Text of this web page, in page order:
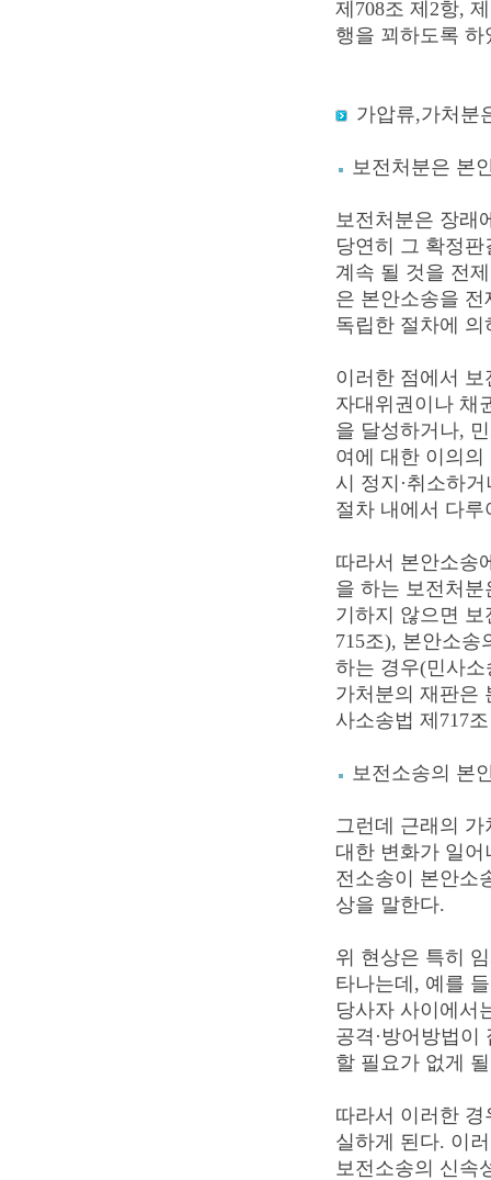
제708조 제2항,
행을 꾀하도록 하
가압류,가처분
보전처분은 본
보전처분은 장래
당연히 그 확정
계속 될 것을 전
은 본안소송을
독립한 절차에
이러한 점에서
자대위권이나 채
을 달성하거나,
여에 대한 이의
시 정지·취소하
절차 내에서 다
따라서 본안소송
을 하는 보전처
기하지 않으면
715조), 본안소
하는 경우(민사소
가처분의 재판은
사소송법 제717
보전소송의 본
그런데 근래의
대한 변화가 일
전소송이 본안소
상을 말한다.
위 현상은 특히
타나는데, 예를
당사자 사이에서
공격·방어방법이
할 필요가 없게
따라서 이러한
실하게 된다. 이
보전소송의 신속